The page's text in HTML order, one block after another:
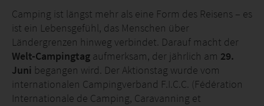
Camping ist längst mehr als eine Form des Reisens – es
ist ein Lebensgefühl, das Menschen über
Ländergrenzen hinweg verbindet. Darauf macht der
Welt-Campingtag aufmerksam, der jährlich am 29.
Juni begangen wird. Der Aktionstag wurde vom
internationalen Campingverband F.I.C.C. (Fédération
Internationale de Camping, Caravanning et